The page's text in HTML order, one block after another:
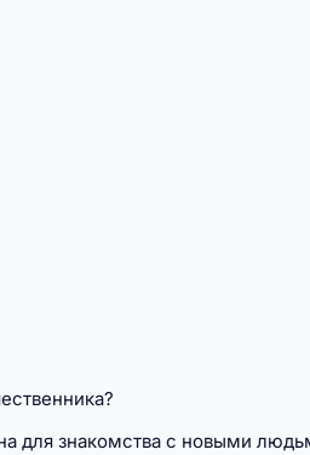
для знакомства с новыми